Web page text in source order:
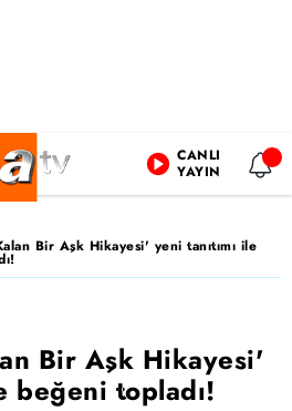
CANLI
YAYIN
Bir Aşk Hikayesi' yeni tanıtımı ile
Bir Aşk Hikayesi'
beğeni topladı!